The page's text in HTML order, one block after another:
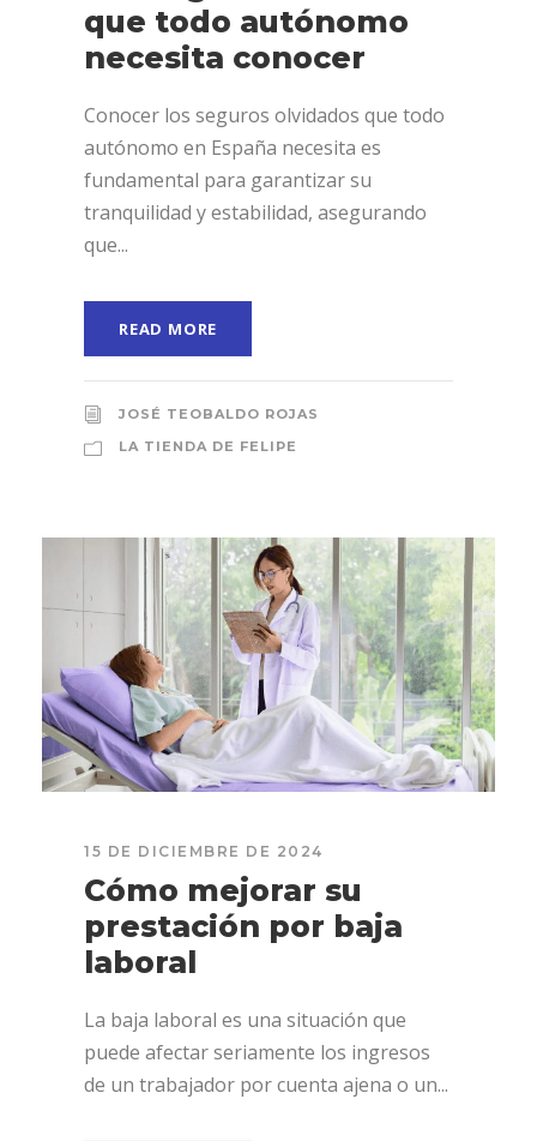
que todo autónomo
necesita conocer
Conocer los seguros olvidados que todo
autónomo en España necesita es
fundamental para garantizar su
tranquilidad y estabilidad, asegurando
que...
READ MORE
JOSÉ TEOBALDO ROJAS
LA TIENDA DE FELIPE
15 DE DICIEMBRE DE 2024
Cómo mejorar su
prestación por baja
laboral
La baja laboral es una situación que
puede afectar seriamente los ingresos
de un trabajador por cuenta ajena o un...